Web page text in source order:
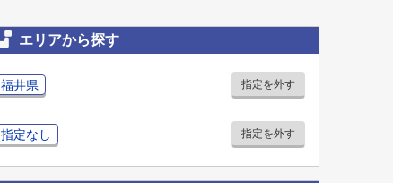
エリアから探す
福井県 指定を外す
指定なし 指定を外す